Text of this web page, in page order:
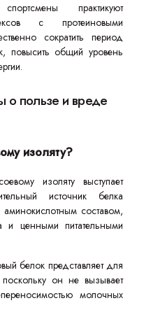
практикуют
с протеиновыми
сократить период
повысить общий уровень
о пользе и вреде
изоляту?
изоляту выступает
источник белка
составом,
и ценными питательными
белок представляет для
он не вызывает
молочных